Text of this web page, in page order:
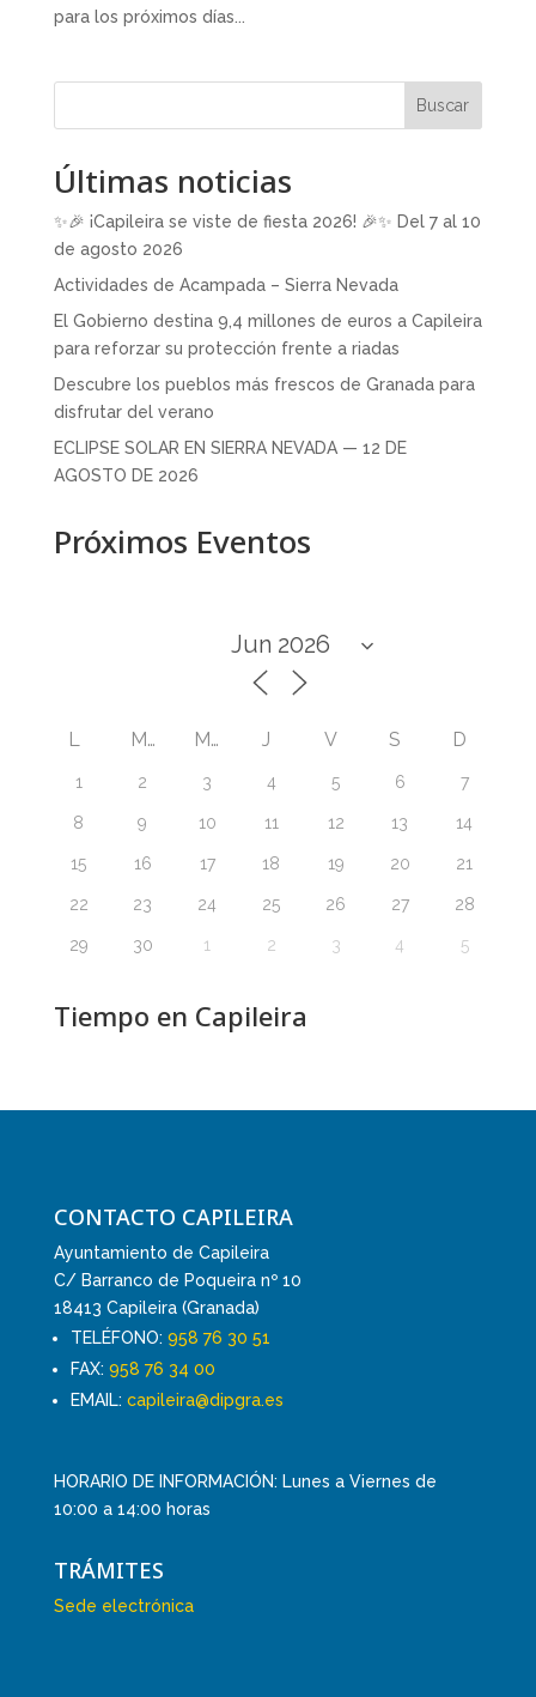
para los próximos días...
Buscar
Últimas noticias
✨🎉 ¡Capileira se viste de fiesta 2026! 🎉✨ Del 7 al 10
de agosto 2026
Actividades de Acampada – Sierra Nevada
El Gobierno destina 9,4 millones de euros a Capileira
para reforzar su protección frente a riadas
Descubre los pueblos más frescos de Granada para
disfrutar del verano
ECLIPSE SOLAR EN SIERRA NEVADA — 12 DE
AGOSTO DE 2026
Próximos Eventos
L M M J V S D
1 2 3 4 5 6 7
8 9 10 11 12 13 14
15 16 17 18 19 20 21
22 23 24 25 26 27 28
29 30 1 2 3 4 5
Tiempo en Capileira
CONTACTO CAPILEIRA
Ayuntamiento de Capileira
C/ Barranco de Poqueira nº 10
18413 Capileira (Granada)
TELÉFONO: 958 76 30 51
FAX: 958 76 34 00
EMAIL: capileira@dipgra.es
HORARIO DE INFORMACIÓN: Lunes a Viernes de
10:00 a 14:00 horas
TRÁMITES
Sede electrónica